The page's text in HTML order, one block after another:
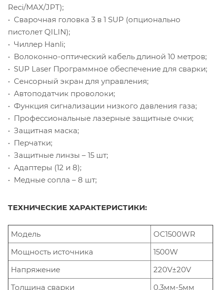
Reci/MAX/JPT);
• Сварочная головка 3 в 1 SUP (опционально
пистолет QILIN);
• Чиллер Hanli;
• Волоконно-оптический кабель длиной 10 метров;
• SUP Laser Программное обеспечение для сварки;
• Сенсорный экран для управления;
• Автоподатчик проволоки;
• Функция сигнализации низкого давления газа;
• Профессиональные лазерные защитные очки;
• Защитная маска;
• Перчатки;
• Защитные линзы – 15 шт;
• Адаптеры (12 и 8);
• Медные сопла – 8 шт;
ТЕХНИЧЕСКИЕ ХАРАКТЕРИСТИКИ:
Модель
OC1500WR
Мощность источника
1500W
Напряжение
220V±20V
Толщина сварки
0.3мм-5мм